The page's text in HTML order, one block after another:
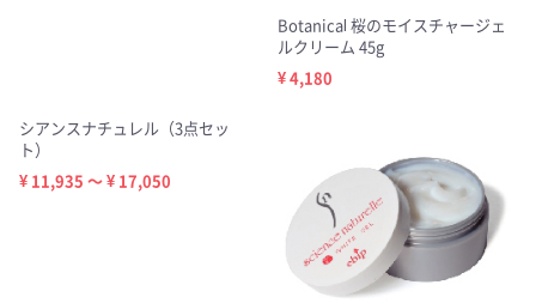
Botanical 桜のモイスチャージェ
ルクリーム 45g
¥ 4,180
シアンスナチュレル（3点セッ
ト）
¥ 11,935 ～ ¥ 17,050